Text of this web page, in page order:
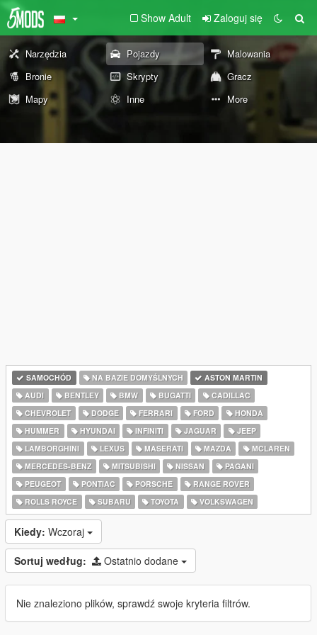
Show Adult Zaloguj się
Narzędzia Pojazdy
Malowania
Bronie
Skrypty
Gracz
Mapy
Inne More
SAMOCHÓD NA BAZIE DOMYŚLNYCH
ASTON MARTIN
AUDI
BENTLEY BMW BUGATTI
CADILLAC
CHEVROLET
DODGE FERRARI FORD
HONDA
HUMMER
HYUNDAI INFINITI JAGUAR
JEEP
LAMBORGHINI
LEXUS MASERATI MAZDA
MCLAREN
MERCEDES-BENZ
MITSUBISHI NISSAN
PAGANI
PEUGEOT
PONTIAC PORSCHE
RANGE ROVER
ROLLS ROYCE
SUBARU TOYOTA VOLKSWAGEN
Kiedy: Wczoraj
Sortuj według: Ostatnio dodane
Nie znaleziono plików, sprawdź swoje kryteria filtrów.